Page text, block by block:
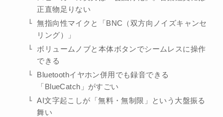
正直物足りない
無指向性マイクと「BNC（双方向ノイズキャンセ
リング）」
ボリュームノブと本体ボタンでシームレスに操作
できる
Bluetoothイヤホン併用でも録音できる
「BlueCatch」がすごい
AI文字起こしが「無料・無制限」という大盤振る
舞い